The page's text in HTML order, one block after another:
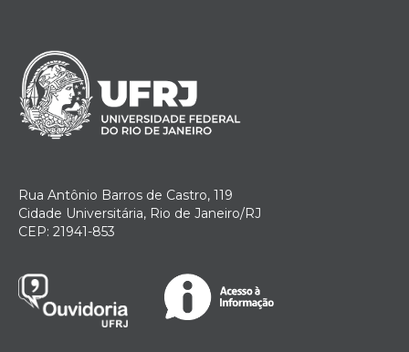
Rua Antônio Barros de Castro, 119
Cidade Universitária, Rio de Janeiro/RJ
CEP: 21941-853